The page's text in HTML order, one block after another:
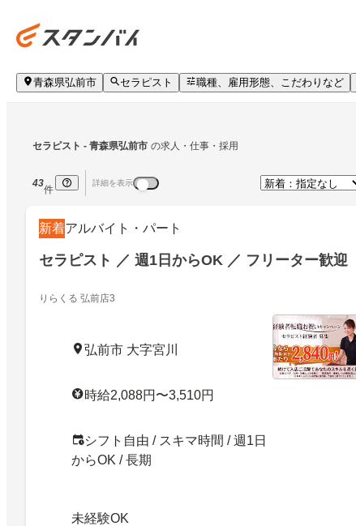
青森県弘前市 セラピスト 職種、雇用形態、こだわりなど
セラピスト - 青森県弘前市 の求人・仕事・採用
43
件
詳細を表示
新着アルバイト・パート
セラピスト ／ 週1日からOK ／ フリーター歓迎
りらくる 弘前店3
弘前市 大字宮川
時給2,088円〜3,510円
シフト自由 / スキマ時間 / 週1日
からOK / 長期
未経験OK